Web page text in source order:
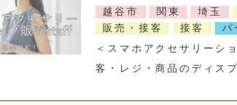
越谷市 関東 埼玉
販売・接客
接客
パ
＜スマホアクセサリーシ
客・レジ・商品のディス